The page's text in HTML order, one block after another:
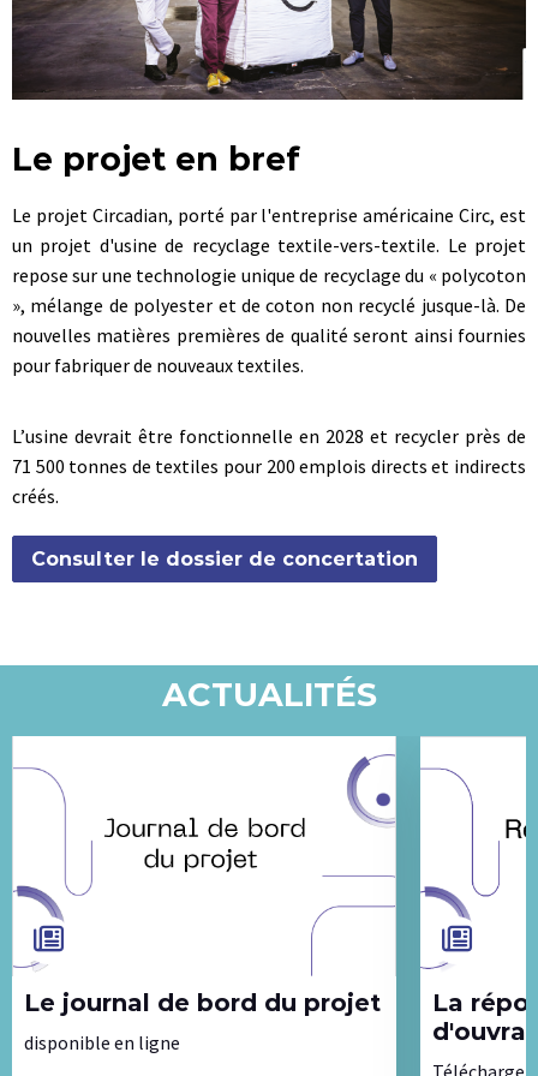
n
c
r
t
a
t
o
n
Le projet en bref
Le projet Circadian, porté par l'entreprise américaine Circ, est
un projet d'usine de recyclage textile-vers-textile. Le projet
repose sur une technologie unique de recyclage du « polycoton
», mélange de polyester et de coton non recyclé jusque-là. De
nouvelles matières premières de qualité seront ainsi fournies
pour fabriquer de nouveaux textiles.
L’usine devrait être fonctionnelle en 2028 et recycler près de
71 500 tonnes de textiles pour 200 emplois directs et indirects
créés.
Consulter le dossier de concertation
ACTUALITÉS
Le journal de bord du projet
disponible en ligne
La réponse du maître